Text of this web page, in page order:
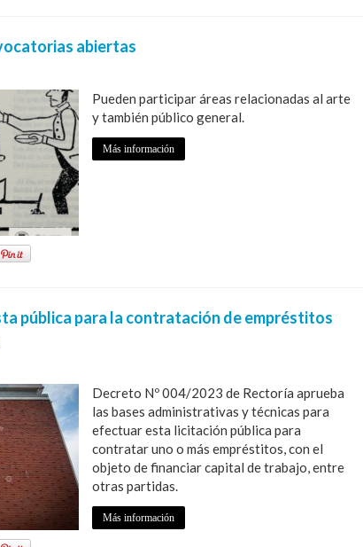
abiertas
Pueden participar áreas relacionadas al arte
y también público general.
Más información
pública para la contratación de empréstitos
Decreto Nº 004/2023 de Rectoría aprueba
las bases administrativas y técnicas para
efectuar esta licitación pública para
contratar uno o más empréstitos, con el
objeto de financiar capital de trabajo, entre
otras partidas.
Más información